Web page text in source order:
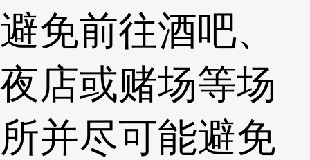
避免前往酒吧、
夜店或赌场等场
所并尽可能避免